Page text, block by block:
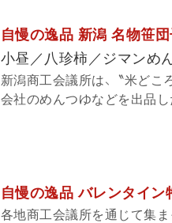
自慢の逸品 新潟 名物笹
小昼／八珍柿／ジマンめ
新潟商工会議所は、〝米ど
会社のめんつゆなどを出品
自慢の逸品 バレンタイン
各地商工会議所を通じて集ま